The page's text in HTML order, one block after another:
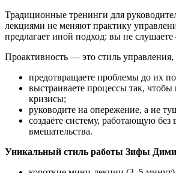
Традиционные тренинги для
лекциями не меняют практику
предлагает иной подход: вы не
Проактивность — это стиль
предотвращаете проблемы до их
выстраиваете процессы так,
кризисы;
руководите на опережение, а не
создаёте систему, работающую без
вмешательства.
Уникальный стиль работы Зифы